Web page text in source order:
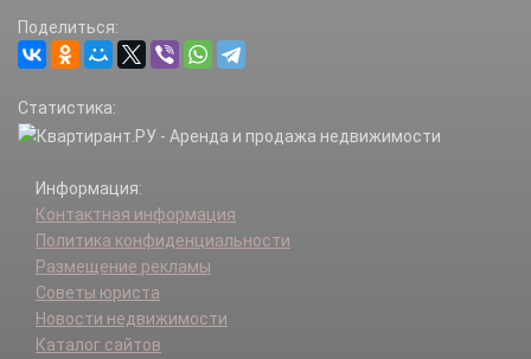
Поделиться:
Статистика:
Информация:
Контактная информация
Политика конфиденциальности
Размещение рекламы
Советы юриста
Новости недвижимости
Каталог сайтов